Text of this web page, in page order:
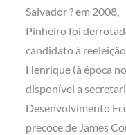
Salvador ? em 2008,
Pinheiro foi
candidato à
Henrique (à época
disponível a
Desenvolvimento
precoce de James